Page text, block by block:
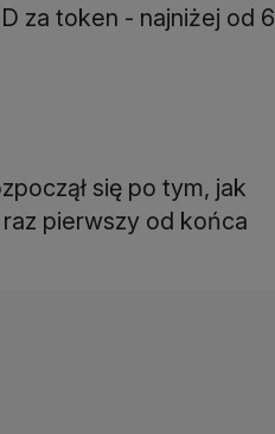
za token - najniżej od 6
się po tym, jak
pierwszy od końca